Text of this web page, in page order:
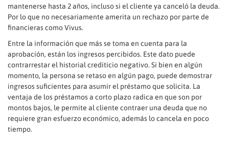
mantenerse hasta 2 años, incluso si el cliente ya canceló la deuda.
Por lo que no necesariamente amerita un rechazo por parte de
financieras como Vivus.
Entre la información que más se toma en cuenta para la
aprobación, están los ingresos percibidos. Este dato puede
contrarrestar el historial crediticio negativo. Si bien en algún
momento, la persona se retaso en algún pago, puede demostrar
ingresos suficientes para asumir el préstamo que solicita. La
ventaja de los préstamos a corto plazo radica en que son por
montos bajos, le permite al cliente contraer una deuda que no
requiere gran esfuerzo económico, además lo cancela en poco
tiempo.